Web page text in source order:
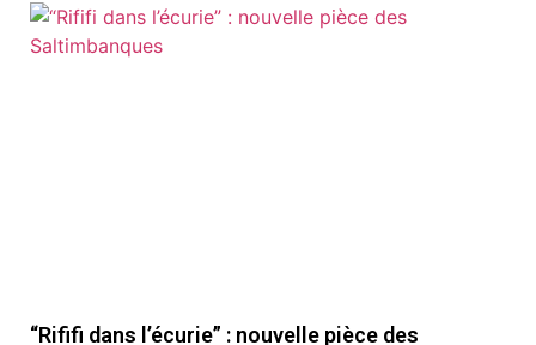
“Rififi dans l’écurie” : nouvelle pièce des